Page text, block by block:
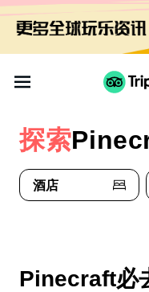
探索
酒店
Pinecraft必